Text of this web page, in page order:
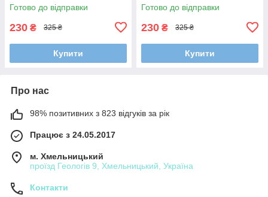
для дверей на кнопках
(Коричневий)
Готово до відправки
230 ₴ 325 ₴
Купити
для дверей на кнопках
(Сірий)
Готово до відправки
230 ₴ 325 ₴
Купити
Про нас
98% позитивних з 823 відгуків за рік
Працює з 24.05.2017
м. Хмельницький
проїзд Геологів 9, Хмельницький, Україна
Контакти